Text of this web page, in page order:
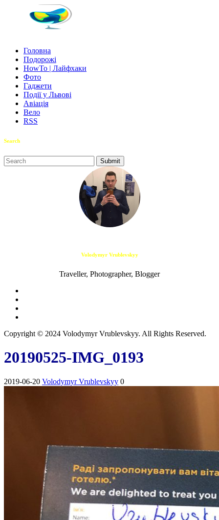
Головна
Подорожі
HowTo | Лайфхаки
Фото
Гаджети
Події у Львові
Авіація
Вело
RSS
Search
Volodymyr Vrublevskyy
Traveller, Photographer, Blogger
Copyright © 2024 Volodymyr Vrublevskyy. All Rights Reserved.
20190525-IMG_0193
2019-06-20 Volodymyr Vrublevskyy 0